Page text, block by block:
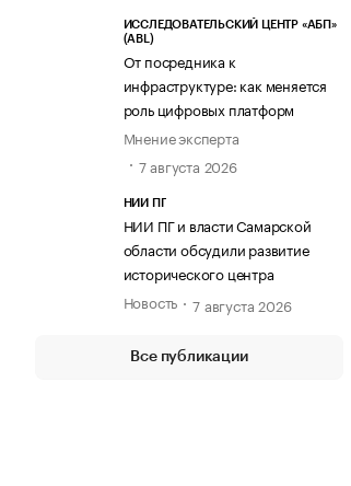
ИССЛЕДОВАТЕЛЬСКИЙ ЦЕНТР «АБП»
(ABL)
От посредника к
инфраструктуре: как меняется
роль цифровых платформ
Мнение эксперта
7 августа 2026
НИИ ПГ
НИИ ПГ и власти Самарской
области обсудили развитие
исторического центра
Новость
7 августа 2026
Все публикации